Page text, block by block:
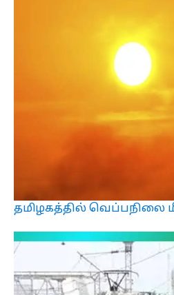
தமிழகத்தில் வெப்பநிலை